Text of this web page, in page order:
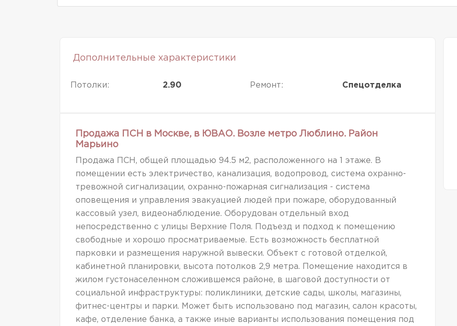
Дополнительные характеристики
Потолки: 2.90 Ремонт: Спецотделка
Продажа ПСН в Москве, в ЮВАО. Возле метро Люблино. Район
Марьино
Продажа ПСН, общей площадью 94.5 м2, расположенного на 1 этаже. В
помещении есть электричество, канализация, водопровод, система охранно-
тревожной сигнализации, охранно-пожарная сигнализация - система
оповещения и управления эвакуацией людей при пожаре, оборудованный
кассовый узел, видеонаблюдение. Оборудован отдельный вход
непосредственно с улицы Верхние Поля. Подъезд и подход к помещению
свободные и хорошо просматриваемые. Есть возможность бесплатной
парковки и размещения наружной вывески. Объект с готовой отделкой,
кабинетной планировки, высота потолков 2,9 метра. Помещение находится в
жилом густонаселенном сложившемся районе, в шаговой доступности от
социальной инфраструктуры: поликлиники, детские сады, школы, магазины,
фитнес-центры и парки. Может быть использовано под магазин, салон красоты,
кафе, отделение банка, а также иные варианты использования помещения под